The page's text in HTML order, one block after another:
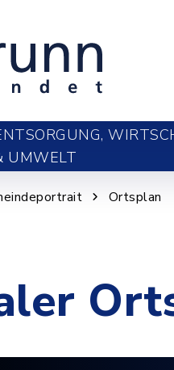
UMWELT
Ortsplan